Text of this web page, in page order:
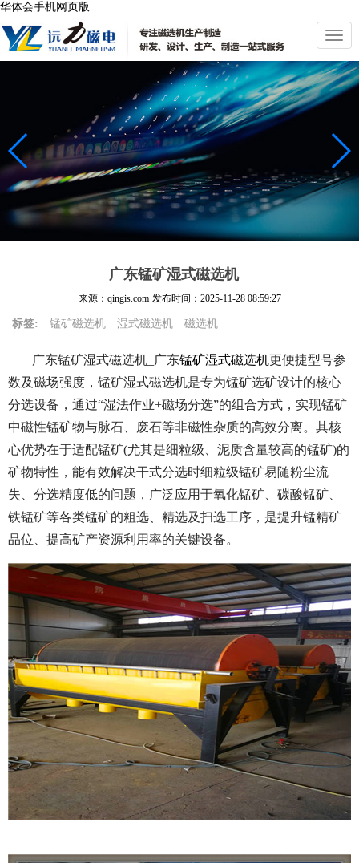
华体会手机网页版
切
换
导
航
广东锰矿湿式磁选机
来源：qingis.com 发布时间： 2025-11-28 08:59:27
标签: 锰矿磁选机 湿式磁选机 磁选机
广东锰矿湿式磁选机_广东锰矿湿式磁选机更便捷型号参
数及磁场强度，锰矿湿式磁选机是专为锰矿选矿设计的核心
分选设备，通过“湿法作业+磁场分选”的组合方式，实现锰矿
中磁性锰矿物与脉石、废石等非磁性杂质的高效分离。其核
心优势在于适配锰矿(尤其是细粒级、泥质含量较高的锰矿)的
矿物特性，能有效解决干式分选时细粒级锰矿易随粉尘流
失、分选精度低的问题，广泛应用于氧化锰矿、碳酸锰矿、
铁锰矿等各类锰矿的粗选、精选及扫选工序，是提升锰精矿
品位、提高矿产资源利用率的关键设备。